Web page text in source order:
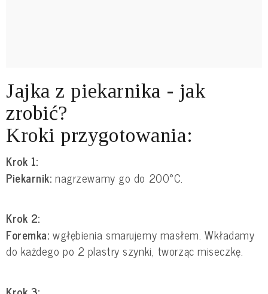
Jajka z piekarnika - jak
zrobić?
Kroki przygotowania:
Krok 1:
Piekarnik: nagrzewamy go do 200°C.
Krok 2:
Foremka: wgłębienia smarujemy masłem. Wkładamy
do każdego po 2 plastry szynki, tworząc miseczkę.